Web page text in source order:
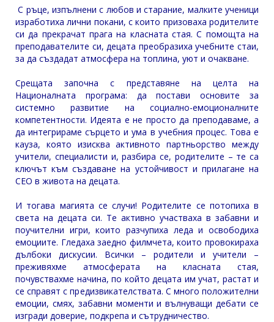
С ръце, изпълнени с любов и старание, малките ученици
изработиха лични покани, с които призоваха родителите
си да прекрачат прага на класната стая. С помощта на
преподавателите си, децата преобразиха учебните стаи,
за да създадат атмосфера на топлина, уют и очакване.
Срещата започна с представяне на целта на
Националната програма: да постави основите за
системно развитие на социално-емоционалните
компетентности. Идеята е не просто да преподаваме, а
да интегрираме сърцето и ума в учебния процес. Това е
кауза, която изисква активното партньорство между
учители, специалисти и, разбира се, родителите – те са
ключът към създаване на устойчивост и прилагане на
СЕО в живота на децата.
И тогава магията се случи! Родителите се потопиха в
света на децата си. Те активно участваха в забавни и
поучителни игри, които разчупиха леда и освободиха
емоциите. Гледаха заедно филмчета, които провокираха
дълбоки дискусии. Всички – родители и учители –
преживяхме атмосферата на класната стая,
почувствахме начина, по който децата им учат, растат и
се справят с предизвикателствата. С много положителни
емоции, смях, забавни моменти и вълнуващи дебати се
изгради доверие, подкрепа и сътрудничество.